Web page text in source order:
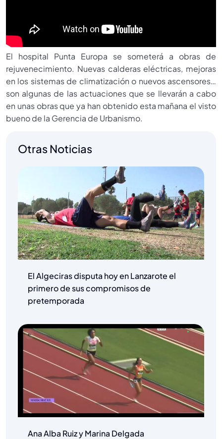
El hospital Punta Europa se someterá a obras de
rejuvenecimiento. Nuevas calderas eléctricas, mejoras
en los sistemas de climatización o nuevos ascensores…
son algunas de las actuaciones que se llevarán a cabo
en unas obras que ya han obtenido esta mañana el visto
bueno de la Gerencia de Urbanismo.
Otras Noticias
El Algeciras disputa hoy en Lanzarote el
primero de sus compromisos de
pretemporada
Ana Alba Ruiz y Marina Delgada